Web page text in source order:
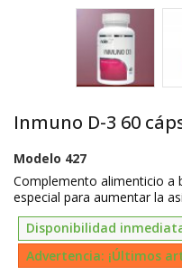
Inmuno D-3 60
Modelo 427
Complemento alimenticio a
especial para aumentar la
Disponibilidad
Advertencia: ¡Últimos